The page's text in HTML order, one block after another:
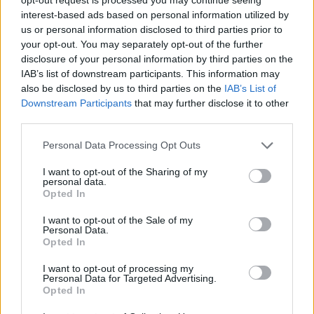
interest-based ads based on personal information utilized by
us or personal information disclosed to third parties prior to
your opt-out. You may separately opt-out of the further
disclosure of your personal information by third parties on the
IAB’s list of downstream participants. This information may
also be disclosed by us to third parties on the IAB’s List of
Downstream Participants that may further disclose it to other
Personal Data Processing Opt Outs
I want to opt-out of the Sharing of my
personal data.
Opted In
I want to opt-out of the Sale of my
Personal Data.
Opted In
I want to opt-out of processing my
Personal Data for Targeted Advertising.
Opted In
Most jöhet a nagy felfordulás a magyar
tőzsdén? Ilyen kilátásai vannak az OTP, Mol,
Richter árfolyamának
Iránykereséssel kezdődhet a keddi kereskedés. A BÉT
részvényindexe, a BUX 1002,32 pontos, 0,7 százalékos
emelkedéssel 144 473,37 ponton zárt hétfőn.
PÉNZCENTRUM| 2026. július 27. 20:29
Most nem kockáztatnak a magyar befektetők:
ezekbe a biztos papírokba teszik a pénzt
Az OTP és a Richter is profitált a kockázatkerülő
| 2026. július 26. 19:03
Brutális menetelés a magyar tőzsdén:
történelmi csúcsra lőtt ki a hazai gigacég,